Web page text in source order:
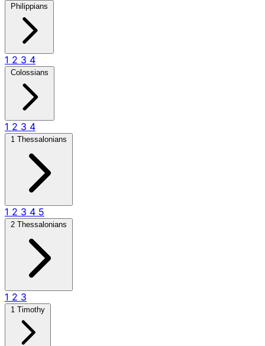
Philippians
1 2 3 4
Colossians
1 2 3 4
1 Thessalonians
1 2 3 4 5
2 Thessalonians
1 2 3
1 Timothy